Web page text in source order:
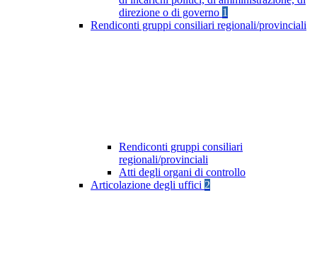
direzione o di governo 1
Rendiconti gruppi consiliari regionali/provinciali
Rendiconti gruppi consiliari
regionali/provinciali
Atti degli organi di controllo
Articolazione degli uffici 2